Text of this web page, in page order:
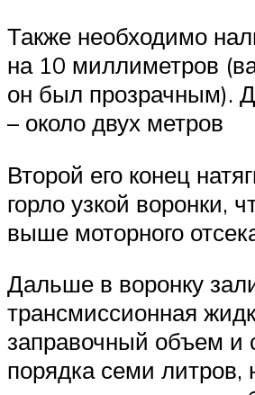
Также необходимо
на 10 миллиметров
он был прозрачным).
– около двух метров
Второй его конец
горло узкой воронки,
выше моторного
Дальше в воронку
трансмиссионная
заправочный объем и
порядка семи литров,